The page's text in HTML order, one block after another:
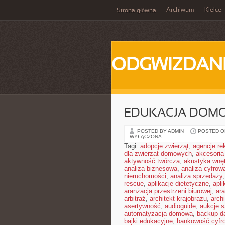
Strona główna Archiwum Kielce
EDUKACJA
POSTED BY ADMIN POSTED
WYŁĄCZONA
Tagi: adopcje zwierząt, agencje
dla zwierząt domowych,
aktywność twórcza, akustyka
analiza biznesowa, analiza
nieruchomości, analiza sprzedaży,
rescue, aplikacje dietetyczne,
aranżacja przestrzeni biurowej,
arbitraż, architekt krajobrazu,
asertywność, audioguide, aukcje
automatyzacja domowa, backup
bajki edukacyjne, bankowość